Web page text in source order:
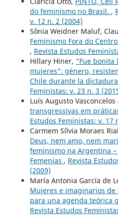
do feminismo no Brasil. ,
v. 12 n. 2 (2004)
Sônia Weidner Maluf,
Feminismo Fora do
, Revista Estudos
Hillary Hiner, “Fue
mujeres”: género,
Chile durante la dictadura
Feministas: v. 23 n. 3
Luís Augusto Vasconcelos
transgressivas em
Estudos Feministas: v. 17
Carmem Sílvia Moraes
Deus, nem amo, nem
feminismo na Argentina
Femenías , Revista
(2009)
María Antonia García de
Mujeres e imaginarios
para una agenda teórica
Revista Estudos